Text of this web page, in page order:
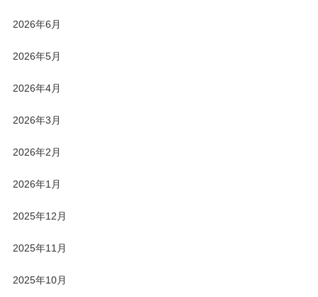
2026年6月
2026年5月
2026年4月
2026年3月
2026年2月
2026年1月
2025年12月
2025年11月
2025年10月